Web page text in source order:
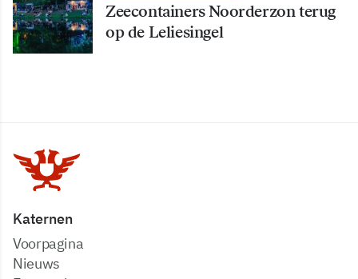
Zeecontainers Noorderzon terug
op de Leliesingel
Katernen
Voorpagina
Nieuws